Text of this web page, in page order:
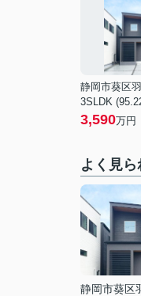
静岡市葵区
3SLDK
3,590万円
よく見
静岡市葵区